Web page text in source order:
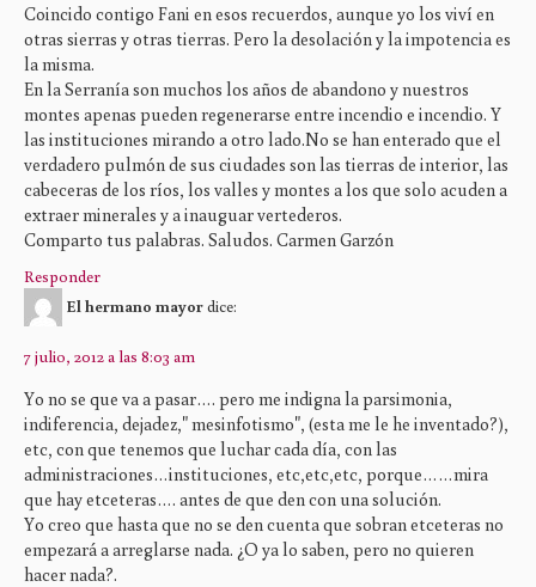
Coincido contigo Fani en esos recuerdos, aunque yo los viví en
otras sierras y otras tierras. Pero la desolación y la impotencia es
la misma.
En la Serranía son muchos los años de abandono y nuestros
montes apenas pueden regenerarse entre incendio e incendio. Y
las instituciones mirando a otro lado.No se han enterado que el
verdadero pulmón de sus ciudades son las tierras de interior, las
cabeceras de los ríos, los valles y montes a los que solo acuden a
extraer minerales y a inauguar vertederos.
Comparto tus palabras. Saludos. Carmen Garzón
Responder
El hermano mayordice:
7 julio, 2012 a las 8:03 am
Yo no se que va a pasar…. pero me indigna la parsimonia,
indiferencia, dejadez," mesinfotismo", (esta me le he inventado?),
etc, con que tenemos que luchar cada día, con las
administraciones…instituciones, etc,etc,etc, porque……mira
que hay etceteras…. antes de que den con una solución.
Yo creo que hasta que no se den cuenta que sobran etceteras no
empezará a arreglarse nada. ¿O ya lo saben, pero no quieren
hacer nada?.